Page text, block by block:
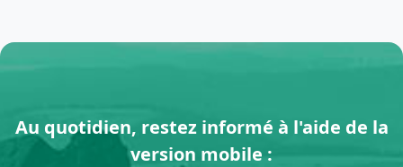
Au quotidien, restez informé à l'aide de la
version mobile :